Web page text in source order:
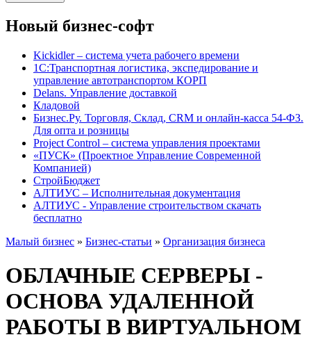
Новый бизнес-софт
Kickidler – система учета рабочего времени
1С:Транспортная логистика, экспедирование и
управление автотранспортом КОРП
Delans. Управление доставкой
Кладовой
Бизнес.Ру. Торговля, Склад, CRM и онлайн-касса 54-ФЗ.
Для опта и розницы
Project Сontrol – система управления проектами
«ПУСК» (Проектное Управление Современной
Компанией)
СтройБюджет
АЛТИУС – Исполнительная документация
АЛТИУС - Управление строительством скачать
бесплатно
Малый бизнес » Бизнес-статьи » Организация бизнеса
ОБЛАЧНЫЕ СЕРВЕРЫ -
ОСНОВА УДАЛЕННОЙ
РАБОТЫ В ВИРТУАЛЬНОМ